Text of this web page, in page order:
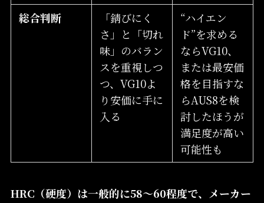
総合判断
「錆びにく
さ」と「切れ
味」のバラン
スを重視しつ
つ、VG10よ
り安価に手に
入る
“ハイエン
ド”を求める
ならVG10、
または最安価
格を目指すな
らAUS8を検
討したほうが
満足度が高い
可能性も
HRC（硬度）は一般的に58～60程度で、メーカー